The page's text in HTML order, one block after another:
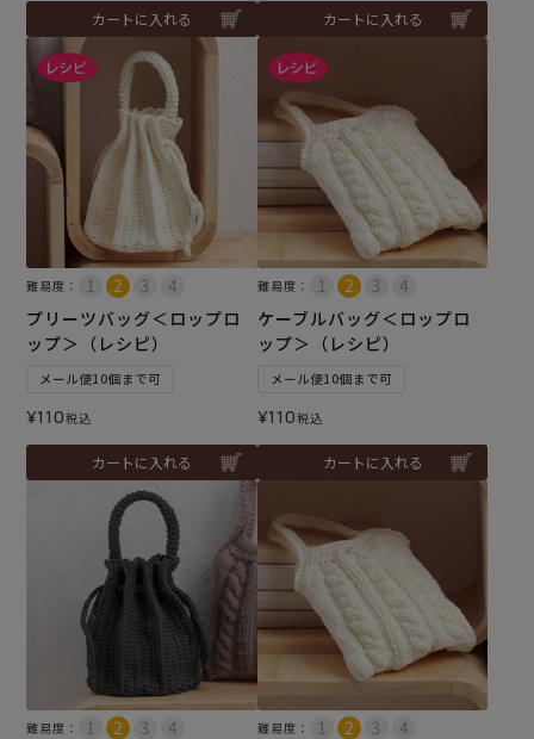
カートに入れる カートに入れる
難易度：
プリーツバッグ＜ロップロ
ップ＞（レシピ）
メール便10個まで可
¥110税込
カートに入れる
難易度：
ケーブルバッグ＜ロップロ
ップ＞（レシピ）
メール便10個まで可
¥110税込
カートに入れる
難易度： 難易度：